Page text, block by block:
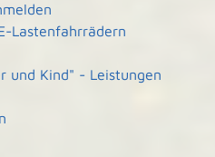
Lastenfahrrädern
und Kind" - Leistungen